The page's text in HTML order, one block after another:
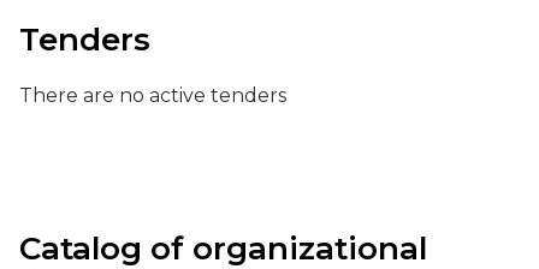
Tenders
There are no active tenders
Catalog of organizational